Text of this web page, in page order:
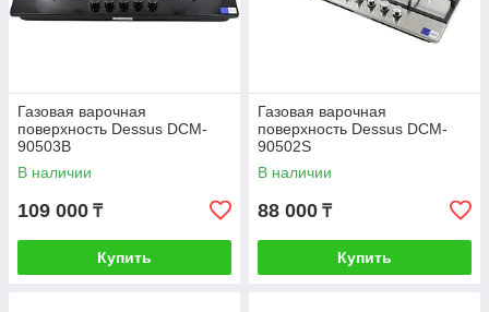
Газовая варочная
поверхность Dessus DCM-
90503B
В наличии
109 000 ₸
Купить
Газовая варочная
поверхность Dessus DCM-
90502S
В наличии
88 000 ₸
Купить